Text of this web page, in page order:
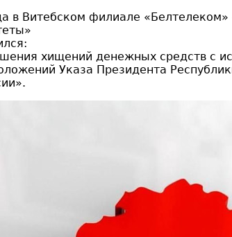
в Витебском филиале
хищений денежных средств с
Указа Президента